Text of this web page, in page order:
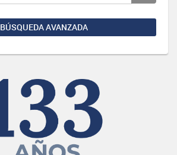
BÚSQUEDA AVANZADA